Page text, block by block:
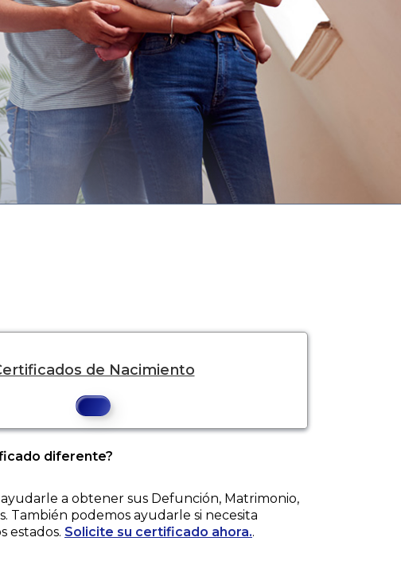
de Nacimiento
diferente?
a obtener sus Defunción, Matrimonio,
También podemos ayudarle si necesita
estados. Solicite su certificado ahora..